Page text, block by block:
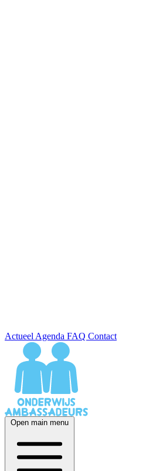
Actueel Agenda FAQ Contact
Open main menu